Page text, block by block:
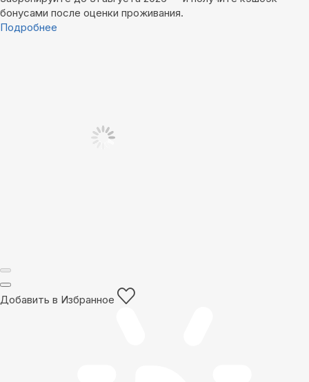
бонусами после оценки проживания.
Подробнее
Добавить в Избранное